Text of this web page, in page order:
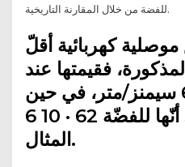
للفضة من خلال المقارنة التاريخية.
كهربائية أقلّ
فقيمتها عند
الرصاص 4.8 · 10 6 سيمنز/متر، في حين
أنّها للفضّة 62 · 10 6 S/m على سبيل
المثال.